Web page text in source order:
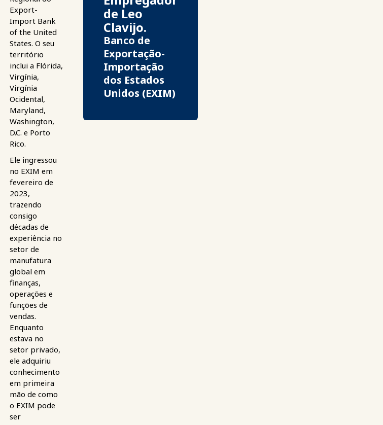
Export-
Import Bank
of the United
States. O seu
território
inclui a Flórida,
Virgínia,
Virgínia
Ocidental,
Maryland,
Washington,
D.C. e Porto
Rico.
Ele ingressou
no EXIM em
fevereiro de
2023,
trazendo
consigo
décadas de
experiência no
setor de
manufatura
global em
finanças,
operações e
funções de
vendas.
Enquanto
estava no
setor privado,
ele adquiriu
conhecimento
em primeira
mão de como
o EXIM pode
ser
de Leo
Clavijo.
Banco de
Exportação-
Importação
dos Estados
Unidos (EXIM)